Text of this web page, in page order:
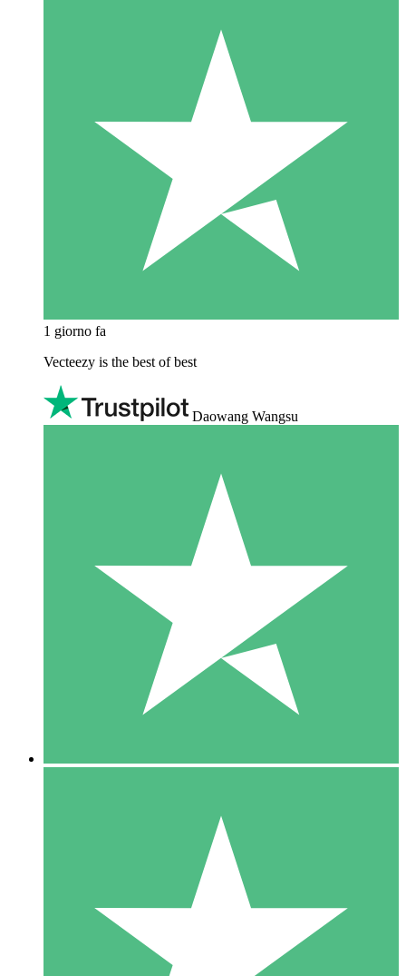
1 giorno fa
Vecteezy is the best of best
Daowang Wangsu